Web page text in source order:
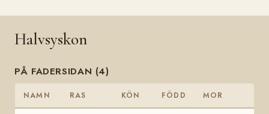
Halvsyskon
PÅ FADERSIDAN (4)
NAMN RAS KÖN FÖDD MOR